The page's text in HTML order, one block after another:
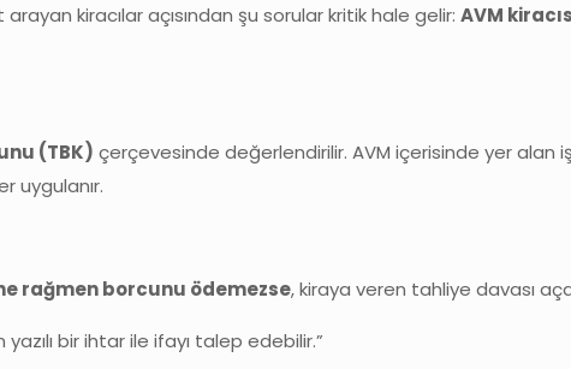
kiracılar açısından şu sorular kritik hale gelir:AVM
(TBK) çerçevesinde değerlendirilir. AVM içerisinde yer alan
uygulanır.
rağmen borcunu ödemezse, kiraya veren tahliye davası
bir ihtar ile ifayı talep edebilir.”